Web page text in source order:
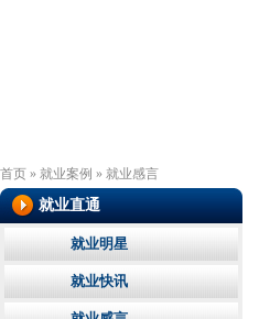
首页 » 就业案例 » 就业感言
就业直通
就业明星
就业快讯